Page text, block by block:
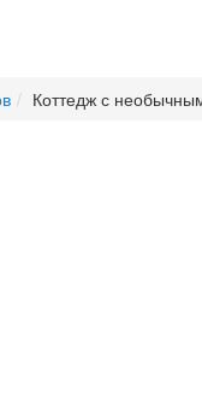
Коттедж с